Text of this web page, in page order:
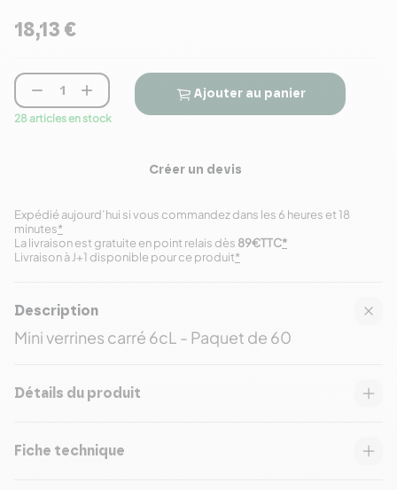
18,13 €
 
28 articles en stock
Ajouter au panier
Créer un devis
Expédié aujourd’hui si vous commandez dans les 6 heures et 18
minutes*
Livraison à J+1 disponible pour ce produit*
La livraison est gratuite en point relais dès 89€TTC*
Description
Mini verrines carré 6cL - Paquet de 60
Détails du produit
Fiche technique